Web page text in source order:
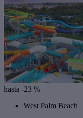
hasta -23 %
West Palm Beach